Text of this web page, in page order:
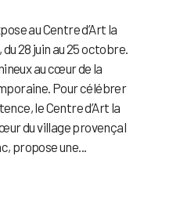
au Centre d’Art la
28 juin au 25 octobre.
au cœur de la
Pour célébrer
le Centre d’Art la
du village provençal
propose une...